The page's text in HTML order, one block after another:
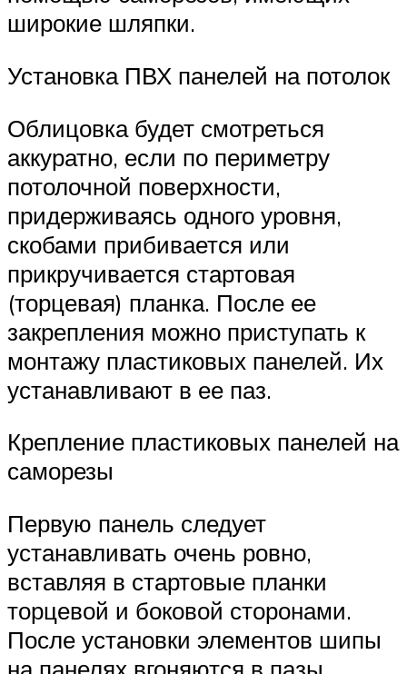
широкие шляпки.
Установка ПВХ панелей на потолок
Облицовка будет смотреться
аккуратно, если по периметру
потолочной поверхности,
придерживаясь одного уровня,
скобами прибивается или
прикручивается стартовая
(торцевая) планка. После ее
закрепления можно приступать к
монтажу пластиковых панелей. Их
устанавливают в ее паз.
Крепление пластиковых панелей на
саморезы
Первую панель следует
устанавливать очень ровно,
вставляя в стартовые планки
торцевой и боковой сторонами.
После установки элементов шипы